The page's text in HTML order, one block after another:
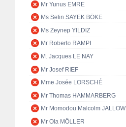
Mr Yunus EMRE
Ms Selin SAYEK BÖKE
Ms Zeynep YILDIZ
Mr Roberto RAMPI
M. Jacques LE NAY
Mr Josef RIEF
Mme Josée LORSCHÉ
Mr Thomas HAMMARBERG
Mr Momodou Malcolm JALLOW
Mr Ola MÖLLER